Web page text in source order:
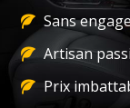
Sans
Artisan
Prix